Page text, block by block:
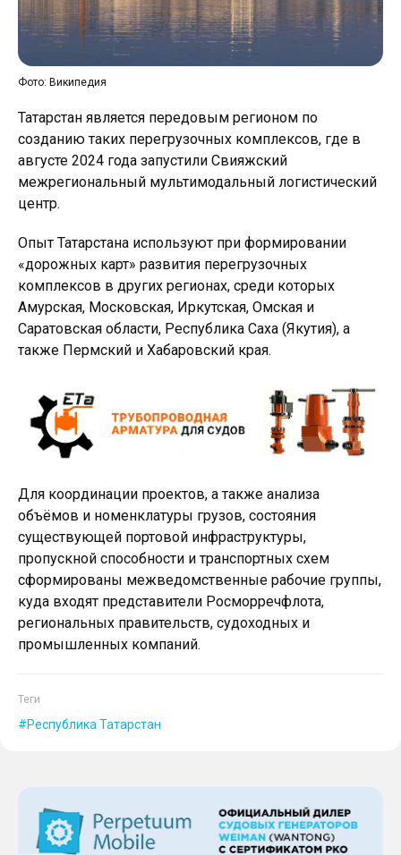
Фото: Википедия
Татарстан является передовым регионом по
созданию таких перегрузочных комплексов, где в
августе 2024 года запустили Свияжский
межрегиональный мультимодальный логистический
центр.
Опыт Татарстана используют при формировании
«дорожных карт» развития перегрузочных
комплексов в других регионах, среди которых
Амурская, Московская, Иркутская, Омская и
Саратовская области, Республика Саха (Якутия), а
также Пермский и Хабаровский края.
Для координации проектов, а также анализа
объёмов и номенклатуры грузов, состояния
существующей портовой инфраструктуры,
пропускной способности и транспортных схем
сформированы межведомственные рабочие группы,
куда входят представители Росморречфлота,
региональных правительств, судоходных и
промышленных компаний.
Теги
Республика Татарстан